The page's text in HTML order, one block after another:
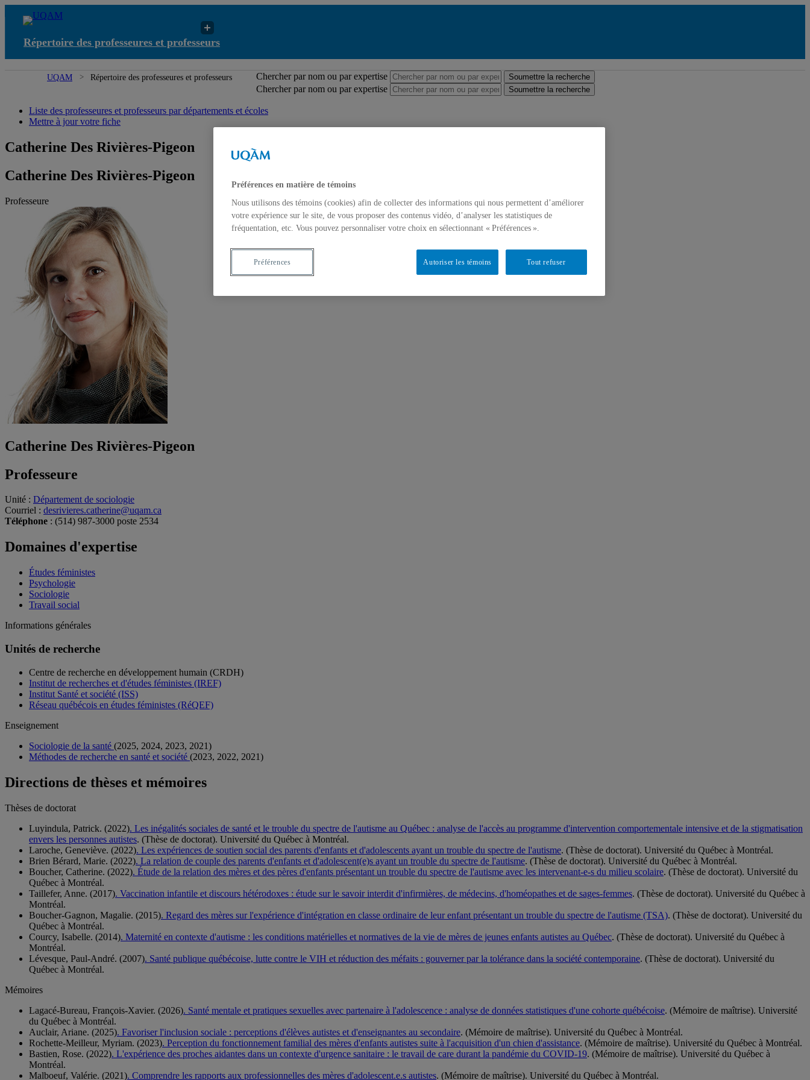
Répertoire des professeures et professeurs
UQAM Répertoire des professeures et professeurs
Chercher par nom ou par expertise
Soumettre la recherche
Chercher par nom ou par expertise Soumettre la recherche
Liste des professeures et professeurs par départements et écoles
Mettre à jour votre fiche
Catherine Des Rivières-Pigeon
Catherine Des Rivières-Pigeon
Professeure
Catherine Des Rivières-Pigeon
Professeure
Unité : Département de sociologie
Courriel : desrivieres.catherine@uqam.ca
Téléphone : (514) 987-3000 poste 2534
Domaines d'expertise
Études féministes
Psychologie
Sociologie
Travail social
Informations générales
Unités de recherche
Centre de recherche en développement humain (CRDH)
Institut de recherches et d'études féministes (IREF)
Institut Santé et société (ISS)
Réseau québécois en études féministes (RéQEF)
Enseignement
Sociologie de la santé (2025, 2024, 2023, 2021)
Méthodes de recherche en santé et société (2023, 2022, 2021)
Directions de thèses et mémoires
Thèses de doctorat
Luyindula, Patrick. (2022). Les inégalités sociales de santé et le trouble du spectre de l'autisme au Québec : analyse de l'accès au programme d'intervention comportementale intensive et de la stigmatisation
envers les personnes autistes. (Thèse de doctorat). Université du Québec à Montréal.
Laroche, Geneviève. (2022). Les expériences de soutien social des parents d'enfants et d'adolescents ayant un trouble du spectre de l'autisme. (Thèse de doctorat). Université du Québec à Montréal.
Brien Bérard, Marie. (2022). La relation de couple des parents d'enfants et d'adolescent(e)s ayant un trouble du spectre de l'autisme. (Thèse de doctorat). Université du Québec à Montréal.
Boucher, Catherine. (2022). Étude de la relation des mères et des pères d'enfants présentant un trouble du spectre de l'autisme avec les intervenant-e-s du milieu scolaire. (Thèse de doctorat). Université du
Québec à Montréal.
Taillefer, Anne. (2017). Vaccination infantile et discours hétérodoxes : étude sur le savoir interdit d'infirmières, de médecins, d'homéopathes et de sages-femmes. (Thèse de doctorat). Université du Québec à
Montréal.
Boucher-Gagnon, Magalie. (2015). Regard des mères sur l'expérience d'intégration en classe ordinaire de leur enfant présentant un trouble du spectre de l'autisme (TSA). (Thèse de doctorat). Université du
Québec à Montréal.
Courcy, Isabelle. (2014). Maternité en contexte d'autisme : les conditions matérielles et normatives de la vie de mères de jeunes enfants autistes au Québec. (Thèse de doctorat). Université du Québec à
Montréal.
Lévesque, Paul-André. (2007). Santé publique québécoise, lutte contre le VIH et réduction des méfaits : gouverner par la tolérance dans la société contemporaine. (Thèse de doctorat). Université du
Québec à Montréal.
Mémoires
Lagacé-Bureau, François-Xavier. (2026). Santé mentale et pratiques sexuelles avec partenaire à l'adolescence : analyse de données statistiques d'une cohorte québécoise. (Mémoire de maîtrise). Université
du Québec à Montréal.
Auclair, Ariane. (2025). Favoriser l'inclusion sociale : perceptions d'élèves autistes et d'enseignantes au secondaire. (Mémoire de maîtrise). Université du Québec à Montréal.
Rochette-Meilleur, Myriam. (2023). Perception du fonctionnement familial des mères d'enfants autistes suite à l'acquisition d'un chien d'assistance. (Mémoire de maîtrise). Université du Québec à Montréal.
Bastien, Rose. (2022). L'expérience des proches aidantes dans un contexte d'urgence sanitaire : le travail de care durant la pandémie du COVID-19. (Mémoire de maîtrise). Université du Québec à
Montréal.
Malboeuf, Valérie. (2021). Comprendre les rapports aux professionnelles des mères d'adolescent.e.s autistes. (Mémoire de maîtrise). Université du Québec à Montréal.
Préférences en matière de témoins
Nous utilisons des témoins (cookies) afin de collecter des informations qui nous permettent d’améliorer
votre expérience sur le site, de vous proposer des contenus vidéo, d’analyser les statistiques de
fréquentation, etc. Vous pouvez personnaliser votre choix en sélectionnant « Préférences ».
Tout refuser
Autoriser les témoins
Préférences